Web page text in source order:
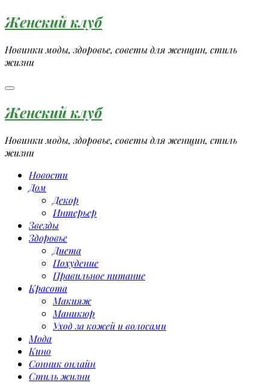
Перейти
к
содержимому
Женский клуб
Новинки моды, здоровье, советы для женщин, стиль
жизни
Женский клуб
Новинки моды, здоровье, советы для женщин, стиль
жизни
Новости
Дом
Декор
Интерьер
Звезды
Здоровье
Диета
Похудение
Правильное питание
Красота
Макияж
Маникюр
Уход за кожей и волосами
Мода
Кино
Сонник онлайн
Стиль жизни